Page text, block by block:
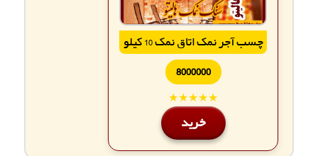
چسب آجر نمک اتاق نمک 10 کیلو
8000000
★★★★★
خرید